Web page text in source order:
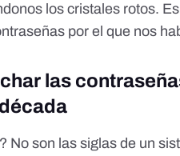
los cristales rotos.
por el que nos
las
No son las siglas de un